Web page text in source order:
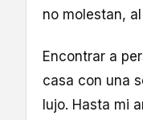
no molestan,
Encontrar a
casa con una
lujo. Hasta mi